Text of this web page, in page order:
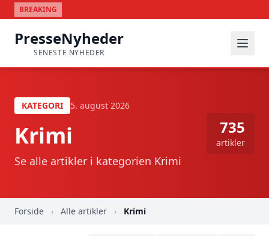
BREAKING
PresseNyheder
SENESTE NYHEDER
KATEGORI 5. august 2026
Krimi
Se alle artikler i kategorien Krimi
735
artikler
Forside › Alle artikler › Krimi